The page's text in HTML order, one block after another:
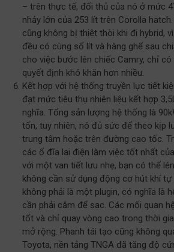
– trên thực tế, đối thủ của nó ở mức
nhảy lớn của 253 lít trên Corolla
cũng không bị thiệt thòi khi đi hybrid,
đều có cùng số lít và hàng ghế sau
cho việc bước lên chiếc Camry, chỉ
quyết định khó khăn hơn nhiều.
Kết hợp với hệ thống truyền lực tiết
đạt mức tiêu thụ nhiên liệu kết hợp
nghĩa. Tổng sản lượng hệ thống là
tốn, tuy nhiên, nó đủ sức để theo kịp
trung tâm hoặc trên đường cao tốc.
các ổ đĩa lai điện làm việc tốt nhất
với một van tiết lưu nhẹ, bạn có thể
không cần sử dụng động cơ hút khí tự
không phải là một plugin, có nghĩa là
cần phải cắm để sạc. Các mối quan
tốt và chỉ quay vòng cao trong thời
mở rộng. Phanh tái tạo cũng không
Toyota, nền tảng TNGA đã tăng độ